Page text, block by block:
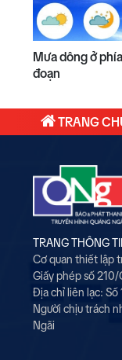
Mưa dông ở
đoạn
TRANG
TRANG THÔNG
Cơ quan thiết lập
Giấy phép số
Địa chỉ liên lạc: Số
Người chịu trách
Ngãi